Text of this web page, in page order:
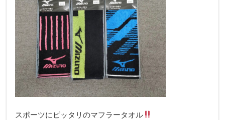
スポーツにピッタリのマフラータオル